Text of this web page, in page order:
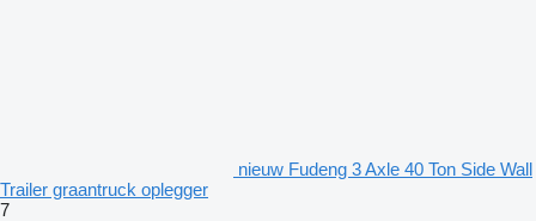
nieuw Fudeng 3 Axle 40 Ton Side Wall
Trailer graantruck oplegger
7